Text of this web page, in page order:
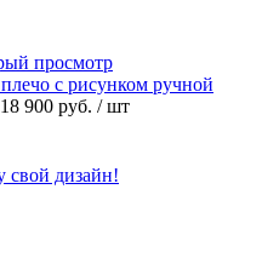
просмотр
с рисунком ручной
18 900 руб. / шт
свой дизайн!